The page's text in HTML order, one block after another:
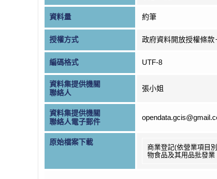
資料量 約筆
授權方式 政府資料開放授權條款
編碼格式 UTF-8
資料集提供機關
聯絡人
張小姐
資料集提供機關
聯絡人電子郵件
原始檔案下載
商業登記(依營業項目
物食品及其用品批發業